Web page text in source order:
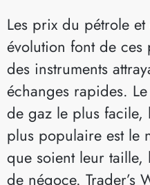
Les prix du pétrole
évolution font de
des instruments
échanges rapides.
de gaz le plus facile,
plus populaire est le
que soient leur
de négoce. Trader’s